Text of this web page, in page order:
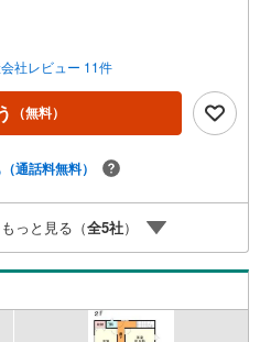
産を取り扱っております。更に教
て環境や行政などの地域情報を総
物件選びをして頂けるよう、しっ
きます。2.＜経験豊富なスタッフ
却】【引っ越し】【リフォーム】
ご質問はもちろん、ご購入時に気
はキッズスペースも完備！お子様
※店舗により変動あり）現地のご案
ぞお気軽にお問い合わせくださ
社レビュー 11件
（無料）
（通話料無料）
っと見る（全5社）